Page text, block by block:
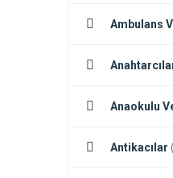
Ambulans
Anaokulu
Antikacılar